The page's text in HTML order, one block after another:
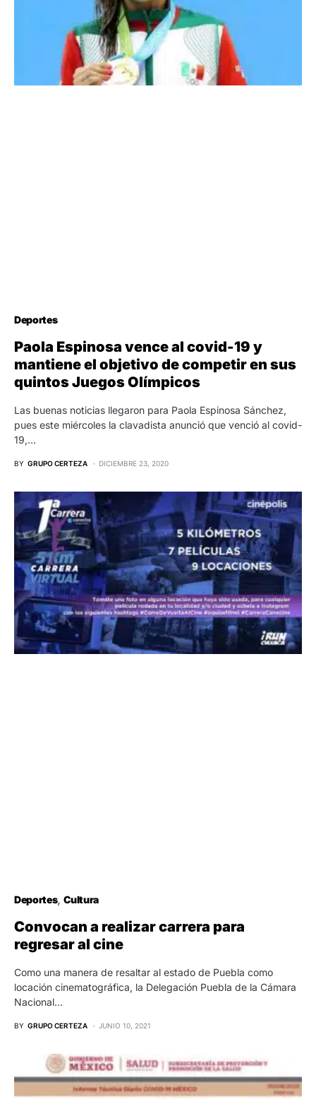
Deportes
Paola Espinosa vence al covid-19 y
mantiene el objetivo de competir en sus
quintos Juegos Olímpicos
Las buenas noticias llegaron para Paola Espinosa Sánchez,
pues este miércoles la clavadista anunció que venció al covid-
19,…
BY GRUPO CERTEZA DICIEMBRE 23, 2020
Deportes Cultura
Convocan a realizar carrera para
regresar al cine
Como una manera de resaltar al estado de Puebla como
locación cinematográfica, la Delegación Puebla de la Cámara
Nacional…
BY GRUPO CERTEZA JUNIO 10, 2021